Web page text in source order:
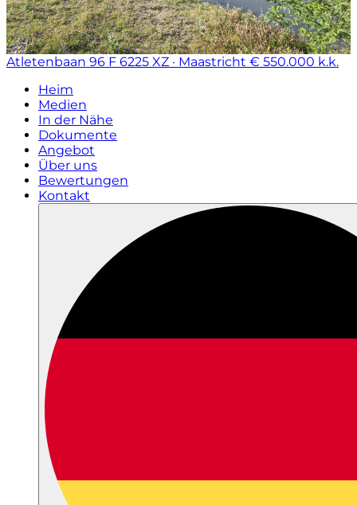
Atletenbaan 96 F 6225 XZ · Maastricht € 550.000 k.k.
Heim
Medien
In der Nähe
Dokumente
Angebot
Über uns
Bewertungen
Kontakt